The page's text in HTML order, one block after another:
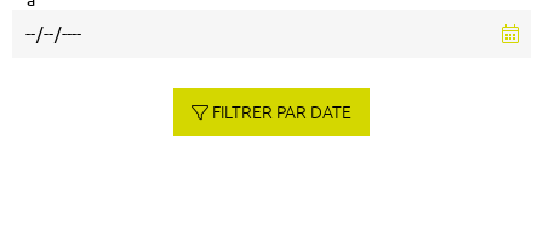
FILTRER PAR DATE